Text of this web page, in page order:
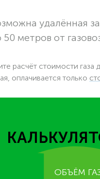
удалённая
50 метров от
расчёт стоимости газа
оплачивается только
ОБЪЁМ